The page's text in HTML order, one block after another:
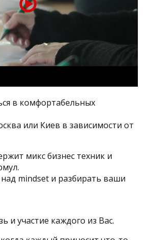
в комфортабельных
или Киев в зависимости от
микс бизнес техник и
mindset и разбирать ваши
и участие каждого из Вас.